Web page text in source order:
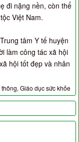
đi nặng nền, còn thể
Việt Nam.
tâm Y tế huyện
làm công tác xã hội
hội tốt đẹp và nhân
Giáo dục sức khỏe